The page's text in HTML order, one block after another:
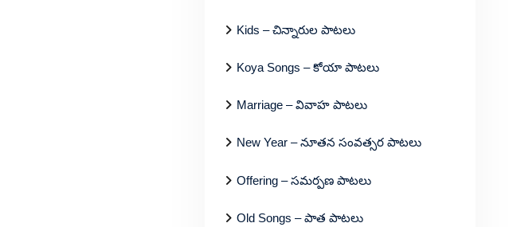
Kids – చిన్నారుల పాటలు
Koya Songs – కోయా పాటలు
Marriage – వివాహ పాటలు
New Year – నూతన సంవత్సర పాటలు
Offering – సమర్పణ పాటలు
Old Songs – పాత పాటలు